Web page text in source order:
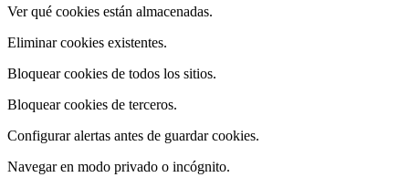
Ver qué cookies están almacenadas.
Eliminar cookies existentes.
Bloquear cookies de todos los sitios.
Bloquear cookies de terceros.
Configurar alertas antes de guardar cookies.
Navegar en modo privado o incógnito.